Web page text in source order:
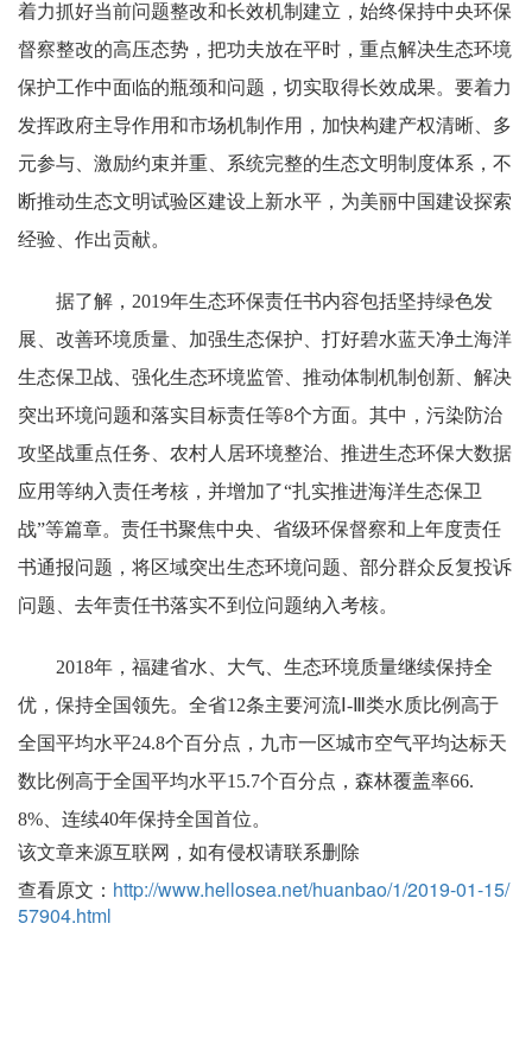
着力抓好当前问题整改和长效机制建立，始终保持中央环保
督察整改的高压态势，把功夫放在平时，重点解决生态环境
保护工作中面临的瓶颈和问题，切实取得长效成果。要着力
发挥政府主导作用和市场机制作用，加快构建产权清晰、多
元参与、激励约束并重、系统完整的生态文明制度体系，不
断推动生态文明试验区建设上新水平，为美丽中国建设探索
经验、作出贡献。
据了解，2019年生态环保责任书内容包括坚持绿色发
展、改善环境质量、加强生态保护、打好碧水蓝天净土海洋
生态保卫战、强化生态环境监管、推动体制机制创新、解决
突出环境问题和落实目标责任等8个方面。其中，污染防治
攻坚战重点任务、农村人居环境整治、推进生态环保大数据
应用等纳入责任考核，并增加了“扎实推进海洋生态保卫
战”等篇章。责任书聚焦中央、省级环保督察和上年度责任
书通报问题，将区域突出生态环境问题、部分群众反复投诉
问题、去年责任书落实不到位问题纳入考核。
2018年，福建省水、大气、生态环境质量继续保持全
优，保持全国领先。全省12条主要河流Ⅰ-Ⅲ类水质比例高于
全国平均水平24.8个百分点，九市一区城市空气平均达标天
数比例高于全国平均水平15.7个百分点，森林覆盖率66.
8%、连续40年保持全国首位。
该文章来源互联网，如有侵权请联系删除
查看原文： http://www.hellosea.net/huanbao/1/2019-01-15/
57904.html